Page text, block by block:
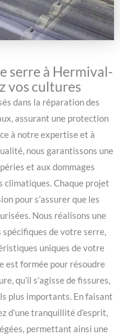
serre à Hermival-
vos cultures
dans la réparation des
assurant une protection
à notre expertise et à
nous garantissons une
et aux dommages
climatiques. Chaque projet
pour s’assurer que les
Nous réalisons une
de votre serre,
uniques de votre
est formée pour résoudre
qu’il s’agisse de fissures,
plus importants. En faisant
d’une tranquillité d’esprit,
permettant ainsi une